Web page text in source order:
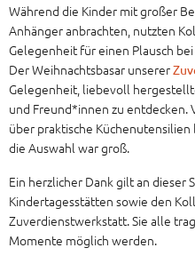
Während die Kinder mit großer
Anhänger anbrachten, nutzten
Gelegenheit für einen Plausch
Der Weihnachtsbasar unserer
Gelegenheit, liebevoll
und Freund*innen zu
über praktische
die Auswahl war groß.
Ein herzlicher Dank gilt an dieser
Kindertagesstätten sowie den
Zuverdienstwerkstatt. Sie alle
Momente möglich werden.